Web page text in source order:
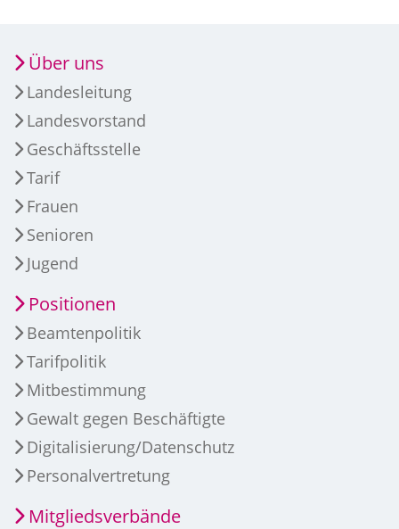
Über uns
Landesleitung
Landesvorstand
Geschäftsstelle
Tarif
Frauen
Senioren
Jugend
Positionen
Beamtenpolitik
Tarifpolitik
Mitbestimmung
Gewalt gegen Beschäftigte
Digitalisierung/Datenschutz
Personalvertretung
Mitgliedsverbände